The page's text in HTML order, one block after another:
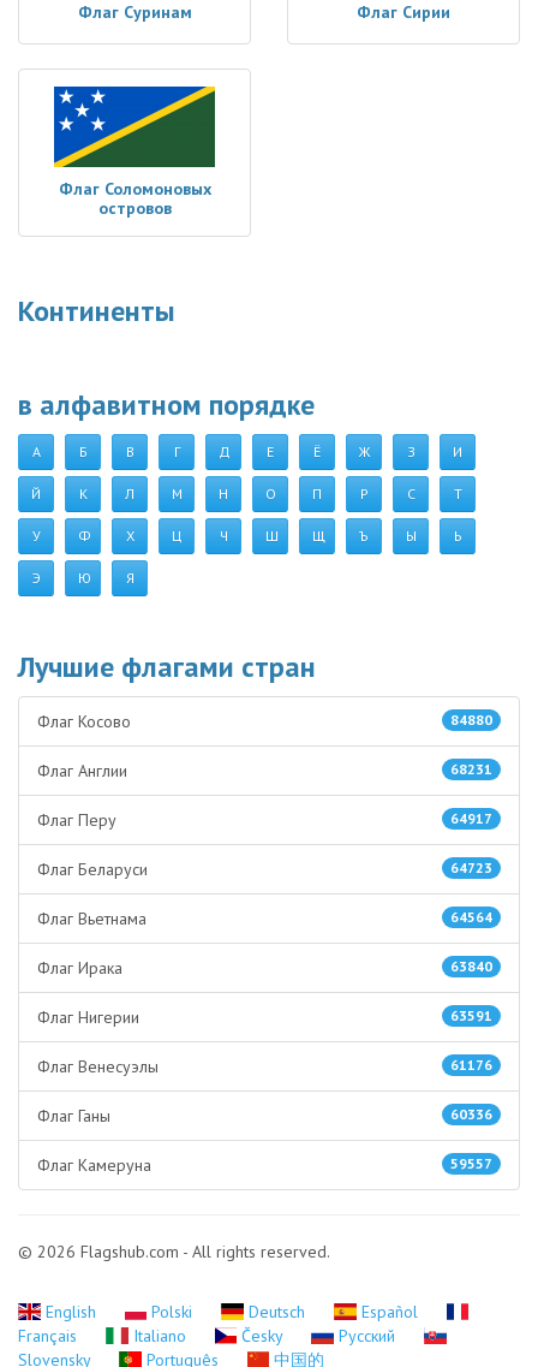
Флаг Суринам Флаг Сирии
Флаг Соломоновых
островов
Континенты
в алфавитном порядке
А Б В Г Д Е Ё Ж З И
Й К Л М Н О П Р С Т
У Ф Х Ц Ч Ш Щ Ъ Ы Ь
Э Ю Я
Лучшие флагами стран
84880
Флаг Косово
68231
Флаг Англии
64917
Флаг Перу
64723
Флаг Беларуси
64564
Флаг Вьетнама
63840
Флаг Ирака
63591
Флаг Нигерии
61176
Флаг Венесуэлы
60336
Флаг Ганы
59557
Флаг Камеруна
© 2026 Flagshub.com - All rights reserved.
English Polski Deutsch
Español
Français
Italiano Česky
Русский
Slovensky
Português 中国的